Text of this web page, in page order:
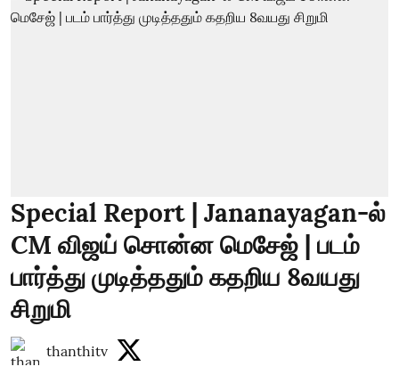
Special Report | Jananayagan-ல்
CM விஜய் சொன்ன மெசேஜ் | படம்
பார்த்து முடித்ததும் கதறிய 8வயது
சிறுமி
thanthitv